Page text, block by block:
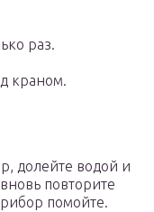
раз.
краном.
долейте водой и
повторите
помойте.